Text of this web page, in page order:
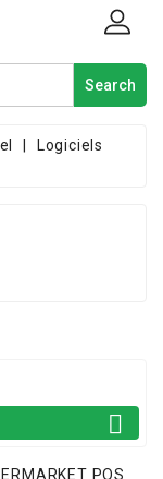
Search
Logiciels
